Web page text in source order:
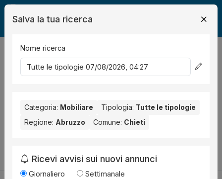
Legalmente Mobili
risultati Ordina per
risultato per la Provincia selezionata:Chieti.
Prova a modificare i parametri di ricerca:
Salva la tua ricerca
Nome ricerca
Categoria: Mobiliare Tipologia: Tutte le tipologie
Regione: Abruzzo Comune: Chieti
Ricevi avvisi sui nuovi annunci
Giornaliero Settimanale